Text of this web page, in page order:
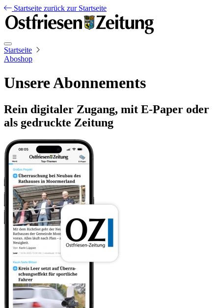
Startseite zurück zur Startseite
Startseite
Aboshop
Unsere Abonnements
Rein digitaler Zugang, mit E-Paper oder
als gedruckte Zeitung